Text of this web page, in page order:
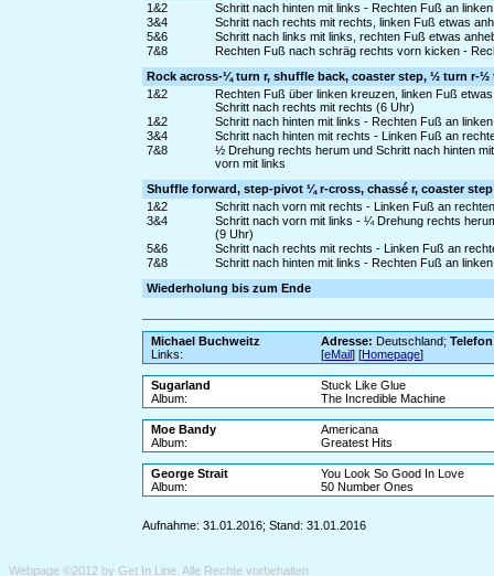
1&2
Schritt nach hinten mit links - Rechten Fuß an
3&4
Schritt nach rechts mit rechts, linken Fuß etwas
5&6
Schritt nach links mit links, rechten Fuß etwas
7&8
Rechten Fuß nach schräg rechts vorn kicken -
Rock across-¼ turn r, shuffle back, coaster step, ½ turn r-½
1&2
Rechten Fuß über linken kreuzen, linken Fuß
Schritt nach rechts mit rechts (6 Uhr)
1&2
Schritt nach hinten mit links - Rechten Fuß an
3&4
Schritt nach hinten mit rechts - Linken Fuß an
7&8
½ Drehung rechts herum und Schritt nach hinten
vorn mit links
Shuffle forward, step-pivot ¼ r-cross, chassé r, coaster step
1&2
Schritt nach vorn mit rechts - Linken Fuß an
3&4
Schritt nach vorn mit links - ¼ Drehung rechts
(9 Uhr)
5&6
Schritt nach rechts mit rechts - Linken Fuß an
7&8
Schritt nach hinten mit links - Rechten Fuß an
Wiederholung bis zum Ende
Michael Buchweitz Adresse: Deutschland;
Links:
[eMail] [Homepage]
Sugarland
Stuck Like Glue
Album:
The Incredible Machine
Moe Bandy
Americana
Album:
Greatest Hits
George Strait
You Look So Good In Love
Album:
50 Number Ones
Aufnahme: 31.01.2016; Stand: 31.01.2016
Webpage ©2012 by Get In Line . Alle Rechte vorbehalten.